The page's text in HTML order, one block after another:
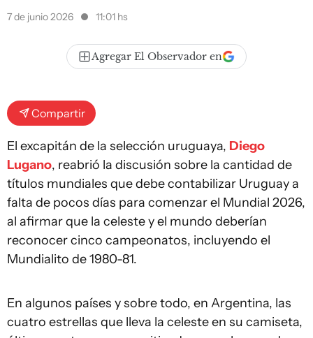
7 de junio 2026 11:01 hs
Agregar El Observador en
Compartir
El excapitán de la selección uruguaya, Diego
Lugano, reabrió la discusión sobre la cantidad de
títulos mundiales que debe contabilizar Uruguay a
falta de pocos días para comenzar el Mundial 2026,
al afirmar que la celeste y el mundo deberían
reconocer cinco campeonatos, incluyendo el
Mundialito de 1980-81.
En algunos países y sobre todo, en Argentina, las
cuatro estrellas que lleva la celeste en su camiseta,